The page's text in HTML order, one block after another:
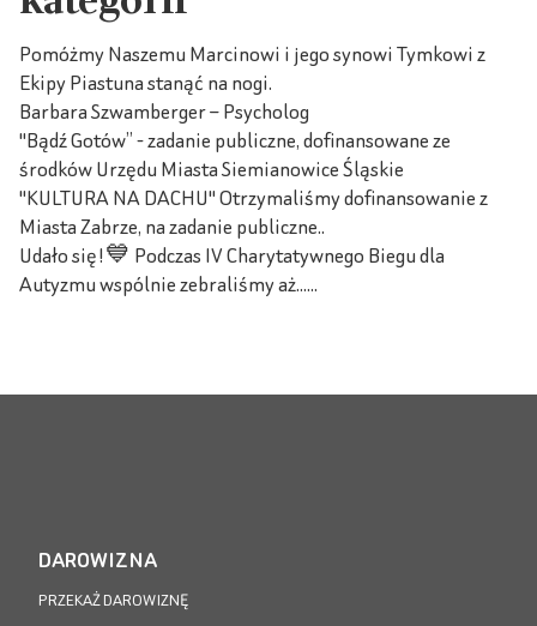
Pomóżmy Naszemu Marcinowi i jego synowi Tymkowi z
Ekipy Piastuna stanąć na nogi.
Barbara Szwamberger – Psycholog
"Bądź Gotów” - zadanie publiczne, dofinansowane ze
środków Urzędu Miasta Siemianowice Śląskie
"KULTURA NA DACHU" Otrzymaliśmy dofinansowanie z
Miasta Zabrze, na zadanie publiczne..
Udało się!💙 Podczas IV Charytatywnego Biegu dla
Autyzmu wspólnie zebraliśmy aż......
DAROWIZNA
PRZEKAŻ DAROWIZNĘ